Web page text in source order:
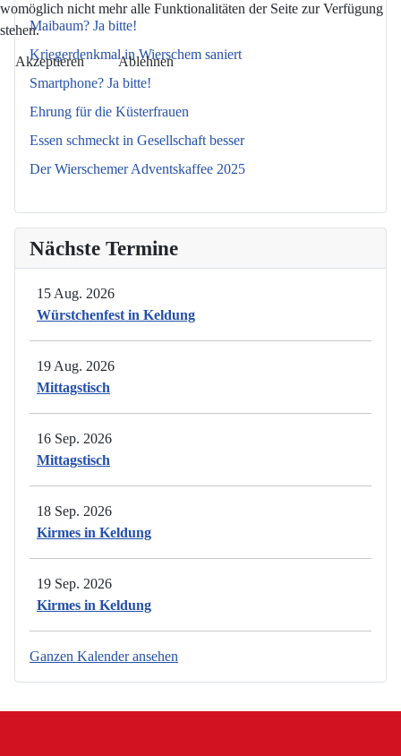
Maibaum? Ja bitte!
Kriegerdenkmal in Wierschem saniert
Smartphone? Ja bitte!
Ehrung für die Küsterfrauen
Essen schmeckt in Gesellschaft besser
Der Wierschemer Adventskaffee 2025
Nächste Termine
15 Aug. 2026
Würstchenfest in Keldung
19 Aug. 2026
Mittagstisch
16 Sep. 2026
Mittagstisch
18 Sep. 2026
Kirmes in Keldung
19 Sep. 2026
Kirmes in Keldung
Ganzen Kalender ansehen
womöglich nicht mehr alle Funktionalitäten der Seite zur Verfügung
stehen.
Akzeptieren Ablehnen